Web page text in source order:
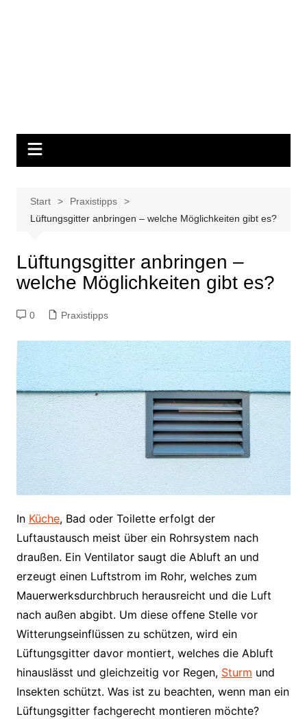
Start
Praxistipps
Lüftungsgitter anbringen – welche Möglichkeiten gibt es?
Lüftungsgitter anbringen –
welche Möglichkeiten gibt es?
0 Praxistipps
In Küche, Bad oder Toilette erfolgt der
Luftaustausch meist über ein Rohrsystem nach
draußen. Ein Ventilator saugt die Abluft an und
erzeugt einen Luftstrom im Rohr, welches zum
Mauerwerksdurchbruch herausreicht und die Luft
nach außen abgibt. Um diese offene Stelle vor
Witterungseinflüssen zu schützen, wird ein
Lüftungsgitter davor montiert, welches die Abluft
hinauslässt und gleichzeitig vor Regen, Sturm und
Insekten schützt. Was ist zu beachten, wenn man ein
Lüftungsgitter fachgerecht montieren möchte?